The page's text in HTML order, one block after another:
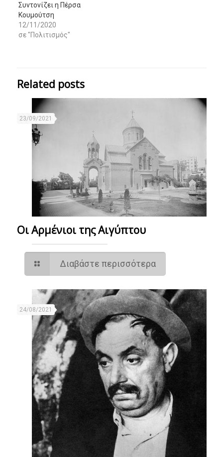
Συντονίζει η Πέρσα
Κουμούτση
12/11/2020
σε "Πολιτισμός"
Related posts
23/09/2021
Οι Αρμένιοι της Αιγύπτου
Διαβάστε περισσότερα
24/08/2021